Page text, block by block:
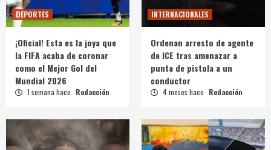
DEPORTES
¡Oficial! Esta es la joya que
la FIFA acaba de coronar
como el Mejor Gol del
Mundial 2026
1 semana hace Redacción
INTERNACIONALES
Ordenan arresto de agente
de ICE tras amenazar a
punta de pistola a un
conductor
4 meses hace Redacción